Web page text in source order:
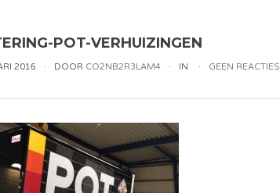
POT-VERHUIZINGEN
2016 DOOR CO2NB2R3LAM4 IN GEEN REACTIES